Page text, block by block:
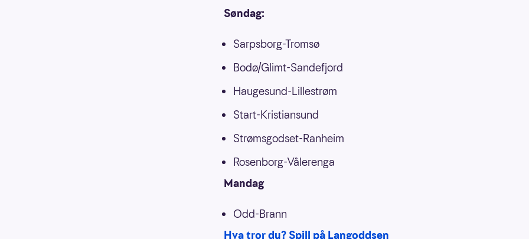
Søndag:
Sarpsborg-Tromsø
Bodø/Glimt-Sandefjord
Haugesund-Lillestrøm
Start-Kristiansund
Strømsgodset-Ranheim
Rosenborg-Vålerenga
Mandag
Odd-Brann
Hva tror du? Spill på Langoddsen